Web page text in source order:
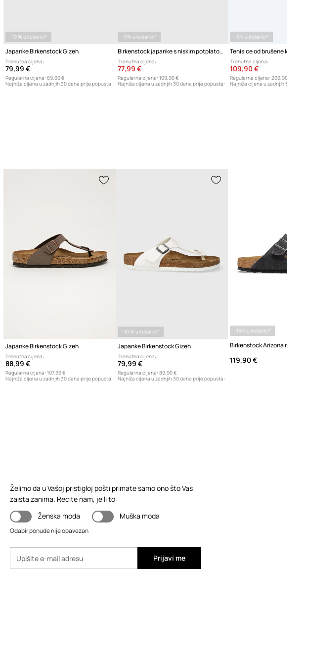
-10 % u košarici*
Japanke Birkenstock Gizeh
Trenutna cijena:
79,99 €
Regularna cijena: 89,90 €
Najniža cijena u zadnjih 30 dana prije popusta:
-5% u košarici*
Birkenstock japanke s niskim potplatom
Trenutna cijena:
77,99 €
Regularna cijena: 109,90 €
Najniža cijena u zadnjih 30 dana prije popusta:
-5% u košarici*
Trenutna cijena:
109,90 €
Regularna cijena: 209,90 €
Najniža cijena u zadnjih 30 dana
Japanke Birkenstock Gizeh
Trenutna cijena:
88,99 €
Regularna cijena: 107,99 €
Najniža cijena u zadnjih 30 dana prije popusta:
-10 % u košarici*
Japanke Birkenstock Gizeh
Trenutna cijena:
79,99 €
Regularna cijena: 89,90 €
Najniža cijena u zadnjih 30 dana prije popusta:
-15% u košarici*
119,90 €
Želimo da u Vašoj pristigloj pošti primate samo ono što Vas
zaista zanima. Recite nam, je li to:
Ženska moda
Muška moda
Odabir ponude nije obavezan
Prijavi me